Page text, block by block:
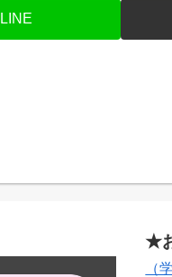
LINE
★
（